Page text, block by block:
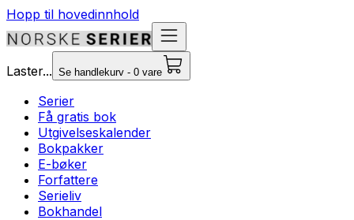
Hopp til hovedinnhold
Laster... Se handlekurv - 0 vare
Serier
Få gratis bok
Utgivelseskalender
Bokpakker
E-bøker
Forfattere
Serieliv
Bokhandel